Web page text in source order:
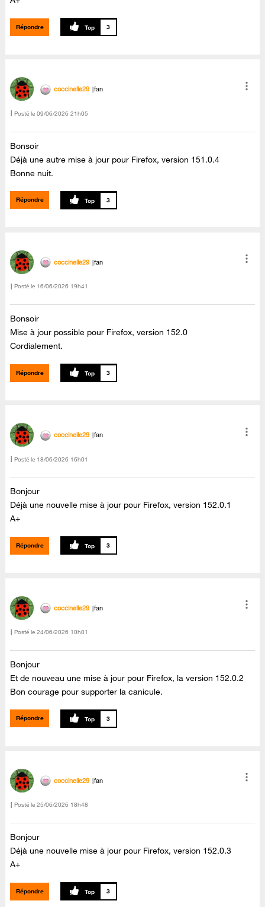
Répondre 3
coccinelle29 fan
Posté le ‎09/06/2026 21h05
Bonsoir
Déjà une autre mise à jour pour Firefox, version 151.0.4
Bonne nuit.
Répondre 3
coccinelle29 fan
Posté le ‎16/06/2026 19h41
Bonsoir
Mise à jour possible pour Firefox, version 152.0
Cordialement.
Répondre 3
coccinelle29 fan
Posté le ‎18/06/2026 16h01
Bonjour
Déjà une nouvelle mise à jour pour Firefox, version 152.0.1
A+
Répondre 3
coccinelle29 fan
Posté le ‎24/06/2026 10h01
Bonjour
Et de nouveau une mise à jour pour Firefox, la version 152.0.2
Bon courage pour supporter la canicule.
Répondre 3
coccinelle29 fan
Posté le ‎25/06/2026 18h48
Bonjour
Déjà une nouvelle mise à jour pour Firefox, version 152.0.3
A+
Répondre 3